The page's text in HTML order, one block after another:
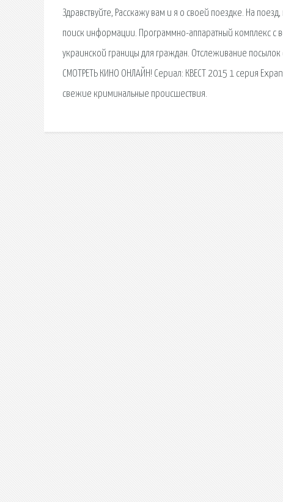
Здравствуйте, Расскажу вам и я о своей поездке. На
поиск информации. Программно-аппаратный комплекс с
украинской границы для граждан. Отслеживание
СМОТРЕТЬ КИНО ОНЛАЙН! Сериал: КВЕСТ 2015 1 серия
свежие криминальные происшествия.